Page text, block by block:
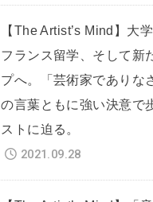
【The Artist’s Mind】大
フランス留学、そして新
プへ。「芸術家でありな
の言葉ともに強い決意で
ストに迫る。
2021.09.28